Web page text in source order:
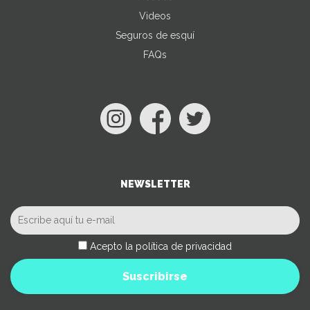
Videos
Seguros de esquí
FAQs
NEWSLETTER
Acepto la política de privacidad
Suscribirse